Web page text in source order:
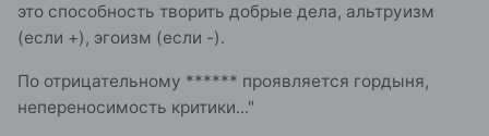
это способность творить добрые дела, альтруизм
(если +), эгоизм (если -).
По отрицательному ****** проявляется гордыня,
непереносимость критики..."